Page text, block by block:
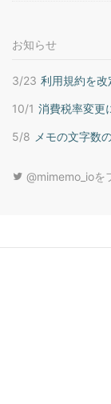
お知らせ
3/23 利用規約を改
10/1 消費税率変更
5/8 メモの文字数
@mimemo_ioを